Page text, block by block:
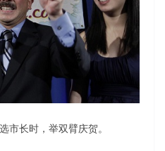
市长时，举双臂庆贺。